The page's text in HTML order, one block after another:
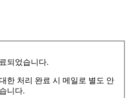
되었습니다.
한 처리 완료 시 메일로 별도 안
니다.